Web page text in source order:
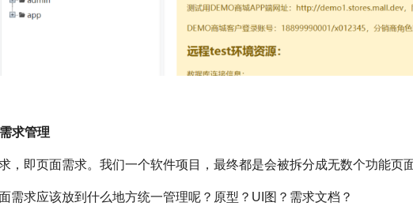
求管理
，即页面需求。我们一个软件项目，最终都是会被拆分成无数个功能页
需求应该放到什么地方统一管理呢？原型？UI图？需求文档？